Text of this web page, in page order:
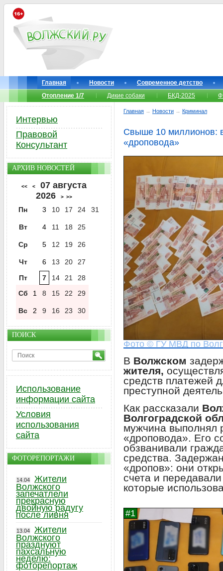
Главная Новости
Современное детство
Отопление 1/7
Дикие собаки БКД-2025
Главная → Новости → Криминал
Свыше 10 миллионов:
«дроповода»
Фото © ГУ МВД по
В Волжском
жителя,
средств платежей
преступной
Как рассказали
Волгоградской
мужчина выполнял
«дроповода». Его
обзванивали
средства.
«дропов»: они
счета и
которые
Интервью
Правовой
Консультант
АРХИВ НОВОСТЕЙ
<< <
07 августа
2026
> >>
Пн 3 10 17 24 31
Вт 4 11 18 25
Ср 5 12 19 26
Чт 6 13 20
27
Пт
7 14 21
28
Сб
1 8 15 22 29
Вс 2 9 16 23 30
ПОИСК
Использование
информации сайта
Условия
использования
сайта
ФОТОРЕПОРТАЖИ
14.04
Жители
Волжского
запечатлели
прекрасную
двойную радугу
после ливня
13.04
Жители
Волжского
празднуют
пахсальную
неделю:
фоторепортаж